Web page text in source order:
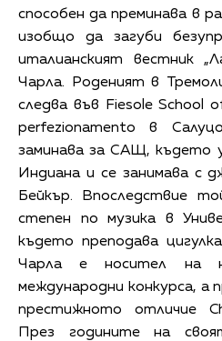
способен да преминава в
изобщо да загуби
италианският вестник
Чарла. Роденият в
следва във Fiesole School
perfezionamento в
заминава за САЩ, където
Индиана и се занимава с
Бейкър. Впоследствие
степен по музика в
където преподава
Чарла е носител на
международни конкурса, а
престижното отличие
През годините на